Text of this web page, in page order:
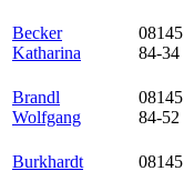
Becker
Katharina
08145
84-34
Brandl
Wolfgang
08145
84-52
Burkhardt
08145